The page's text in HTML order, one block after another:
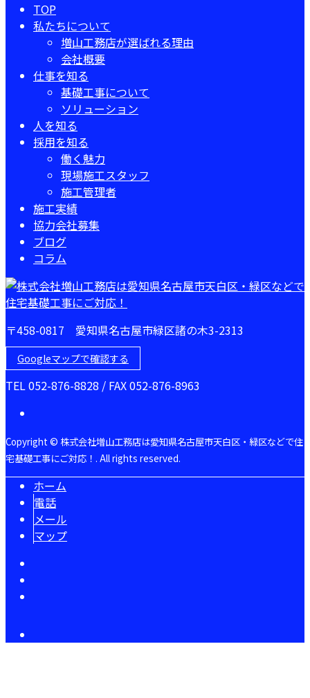
TOP
私たちについて
増山工務店が選ばれる理由
会社概要
仕事を知る
基礎工事について
ソリューション
人を知る
採用を知る
働く魅力
現場施工スタッフ
施工管理者
施工実績
協力会社募集
ブログ
コラム
〒458-0817 愛知県名古屋市緑区諸の木3-2313
Googleマップで確認する
TEL 052-876-8828 / FAX 052-876-8963
Copyright © 株式会社増山工務店は愛知県名古屋市天白区・緑区などで住
宅基礎工事にご対応！. All rights reserved.
ホーム
電話
メール
マップ